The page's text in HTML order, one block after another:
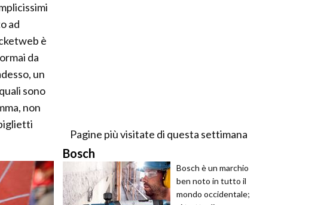
ad
è
da
un
sono
non
Pagine più visitate di questa settimana
Bosch
Bosch è un marchio
ben noto in tutto il
mondo occidentale;